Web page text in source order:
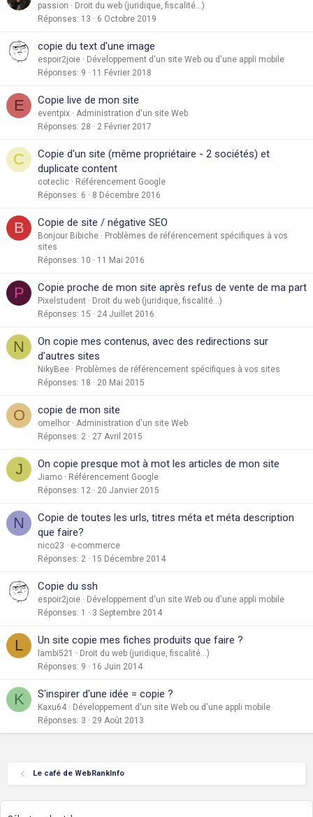
passion
Droit du web (juridique, fiscalité...)
Réponses 13 6 Octobre 2019
copie du text d'une image
espoir2joie
Développement d'un site Web ou d'une appli mobile
Réponses 9 11 Février 2018
E Copie live de mon site
eventpix
Administration d'un site Web
Réponses 28 2 Février 2017
C
Copie d'un site (même propriétaire - 2 sociétés) et
duplicate content
coteclic
Référencement Google
Réponses 6 8 Décembre 2016
B Copie de site / négative SEO
Bonjour Bibiche
Problèmes de référencement spécifiques à vos
sites
Réponses 10 11 Mai 2016
P Copie proche de mon site après refus de vente de ma part
Pixelstudent
Droit du web (juridique, fiscalité...)
Réponses 15 24 Juillet 2016
N
On copie mes contenus, avec des redirections sur
d'autres sites
NikyBee
Problèmes de référencement spécifiques à vos sites
Réponses 18 20 Mai 2015
O copie de mon site
omelhor
Administration d'un site Web
Réponses 2 27 Avril 2015
J On copie presque mot à mot les articles de mon site
Jiamo
Référencement Google
Réponses 12 20 Janvier 2015
N
Copie de toutes les urls, titres méta et méta description
que faire?
nico23
e-commerce
Réponses 2 15 Décembre 2014
Copie du ssh
espoir2joie
Développement d'un site Web ou d'une appli mobile
Réponses 1 3 Septembre 2014
L Un site copie mes fiches produits que faire ?
lambi521
Droit du web (juridique, fiscalité...)
Réponses 9 16 Juin 2014
K S'inspirer d'une idée = copie ?
Kaxu64
Développement d'un site Web ou d'une appli mobile
Réponses 3 29 Août 2013
Le café de WebRankInfo